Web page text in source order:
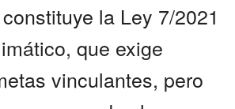
la Ley 7/2021
que exige
vinculantes, pero